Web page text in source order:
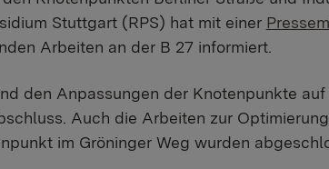
Stuttgart (RPS) hat mit einer
Arbeiten an der B 27 informiert.
den Anpassungen der Knotenpunkte
Auch die Arbeiten zur
im Gröninger Weg wurden